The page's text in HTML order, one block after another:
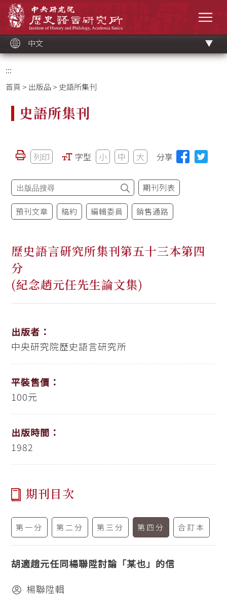
中文
:::
首頁 > 出版品 > 史語所集刊
史語所集刊
列印 字型 小 中 大 分享
期刊列表
預刊文章 稿約 編輯委員 銷售通路
歷史語言研究所集刊第五十三本第四
分
(紀念趙元任先生論文集)
出版者：
中央研究院歷史語言研究所
平裝售價：
100元
出版時間：
1982
期刊目次
第一分 第二分 第三分 第四分 合訂本
胡適趙元任同楊聯陞討論「某也」的信
楊聯陞輯